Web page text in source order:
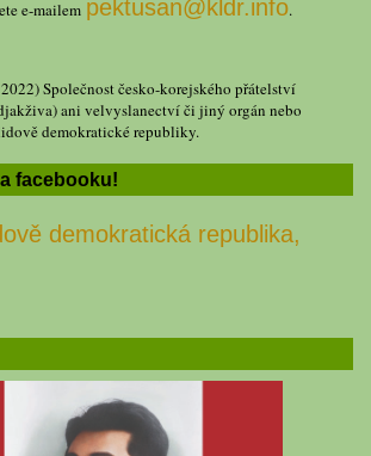
e-mailem pektusan@kldr.info.
Společnost česko-korejského přátelství
ani velvyslanectví či jiný orgán nebo
demokratické republiky.
facebooku!
demokratická republika,